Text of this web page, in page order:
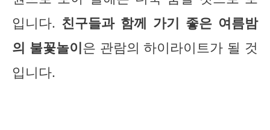
입니다. 친구들과 함께 가기 좋은 여름밤
의 불꽃놀이은 관람의 하이라이트가 될 것
입니다.